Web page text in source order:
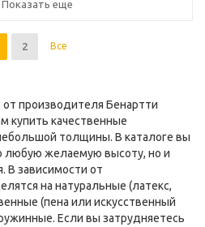
Показать еще
2 Все
производителя Бенартти
купить качественные
толщины. В каталоге вы
любую желаемую высоту, но и
В зависимости от
на натуральные (латекс,
(пена или искусственный
Если вы затрудняетесь